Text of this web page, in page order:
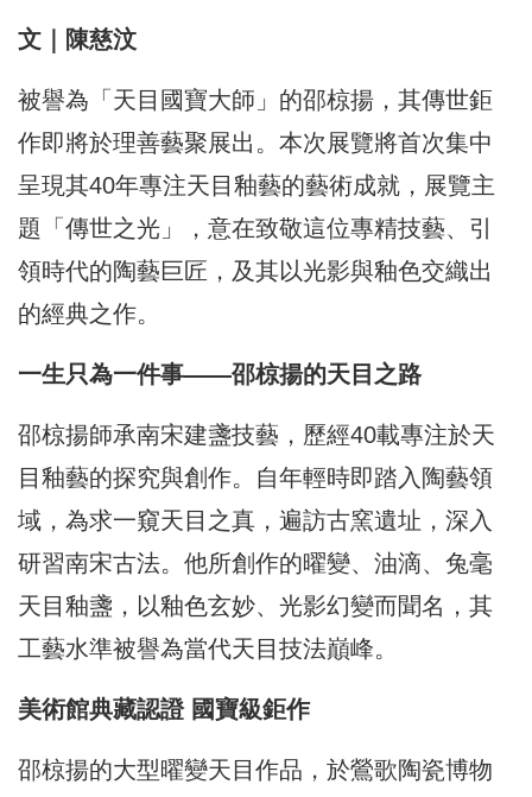
文｜陳慈汶
被譽為「天目國寶大師」的邵椋揚，其傳世鉅
作即將於理善藝聚展出。本次展覽將首次集中
呈現其40年專注天目釉藝的藝術成就，展覽主
題「傳世之光」，意在致敬這位專精技藝、引
領時代的陶藝巨匠，及其以光影與釉色交織出
的經典之作。
一生只為一件事——邵椋揚的天目之路
邵椋揚師承南宋建盞技藝，歷經40載專注於天
目釉藝的探究與創作。自年輕時即踏入陶藝領
域，為求一窺天目之真，遍訪古窯遺址，深入
研習南宋古法。他所創作的曜變、油滴、兔毫
天目釉盞，以釉色玄妙、光影幻變而聞名，其
工藝水準被譽為當代天目技法巔峰。
美術館典藏認證 國寶級鉅作
邵椋揚的大型曜變天目作品，於鶯歌陶瓷博物